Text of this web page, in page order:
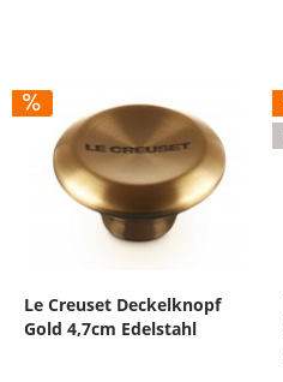
Le Creuset Deckelknopf
Gold 4,7cm Edelstahl